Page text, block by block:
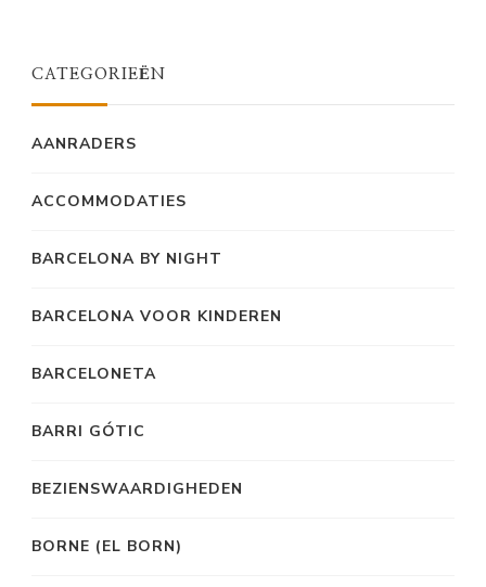
CATEGORIEËN
AANRADERS
ACCOMMODATIES
BARCELONA BY NIGHT
BARCELONA VOOR KINDEREN
BARCELONETA
BARRI GÓTIC
BEZIENSWAARDIGHEDEN
BORNE (EL BORN)